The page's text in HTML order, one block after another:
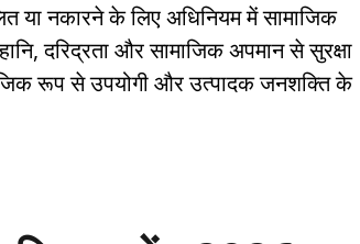
या नकारने के लिए अधिनियम में सामाजिक
दरिद्रता और सामाजिक अपमान से सुरक्षा
रूप से उपयोगी और उत्पादक जनशक्ति के